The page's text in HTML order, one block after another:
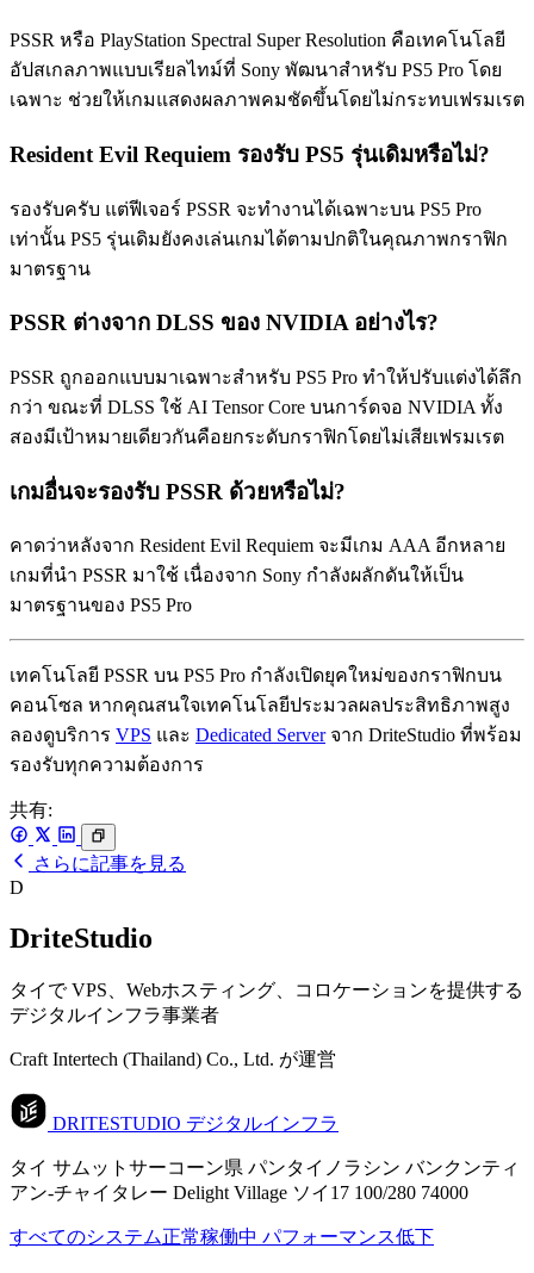
PSSR หรือ PlayStation Spectral Super Resolution คือเทคโนโลยี
อัปสเกลภาพแบบเรียลไทม์ที่ Sony พัฒนาสำหรับ PS5 Pro โดย
เฉพาะ ช่วยให้เกมแสดงผลภาพคมชัดขึ้นโดยไม่กระทบเฟรมเรต
Resident Evil Requiem รองรับ PS5 รุ่นเดิมหรือไม่?
รองรับครับ แต่ฟีเจอร์ PSSR จะทำงานได้เฉพาะบน PS5 Pro
เท่านั้น PS5 รุ่นเดิมยังคงเล่นเกมได้ตามปกติในคุณภาพกราฟิก
มาตรฐาน
PSSR ต่างจาก DLSS ของ NVIDIA อย่างไร?
PSSR ถูกออกแบบมาเฉพาะสำหรับ PS5 Pro ทำให้ปรับแต่งได้ลึก
กว่า ขณะที่ DLSS ใช้ AI Tensor Core บนการ์ดจอ NVIDIA ทั้ง
สองมีเป้าหมายเดียวกันคือยกระดับกราฟิกโดยไม่เสียเฟรมเรต
เกมอื่นจะรองรับ PSSR ด้วยหรือไม่?
คาดว่าหลังจาก Resident Evil Requiem จะมีเกม AAA อีกหลาย
เกมที่นำ PSSR มาใช้ เนื่องจาก Sony กำลังผลักดันให้เป็น
มาตรฐานของ PS5 Pro
เทคโนโลยี PSSR บน PS5 Pro กำลังเปิดยุคใหม่ของกราฟิกบน
คอนโซล หากคุณสนใจเทคโนโลยีประมวลผลประสิทธิภาพสูง
ลองดูบริการ VPS และ Dedicated Serverจาก DriteStudio ที่พร้อม
รองรับทุกความต้องการ
共有:
さらに記事を見る
D
DriteStudio
タイで VPS、Webホスティング、コロケーションを提供する
デジタルインフラ事業者
Craft Intertech (Thailand) Co., Ltd. が運営
DRITESTUDIO デジタルインフラ
タイ サムットサーコーン県 パンタイノラシン バンクンティ
アン-チャイタレー Delight Village ソイ17 100/280 74000
すべてのシステム正常稼働中 パフォーマンス低下